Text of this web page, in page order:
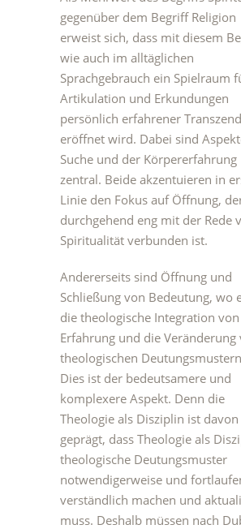
gegenüber dem Begriff Religion
erweist sich, dass mit diesem
wie auch im alltäglichen
Sprachgebrauch ein Spielraum
Artikulation und Erkundungen
persönlich erfahrener
eröffnet wird. Dabei sind
Suche und der Körpererfahrung
zentral. Beide akzentuieren in
Linie den Fokus auf Öffnung,
durchgehend eng mit der Rede
Spiritualität verbunden ist.
Andererseits sind Öffnung und
Schließung von Bedeutung, wo
die theologische Integration von
Erfahrung und die Veränderung
theologischen
Dies ist der bedeutsamere und
komplexere Aspekt. Denn die
Theologie als Disziplin ist davon
geprägt, dass Theologie als
theologische Deutungsmuster
notwendigerweise und
verständlich machen und
muss. Deshalb müssen nach